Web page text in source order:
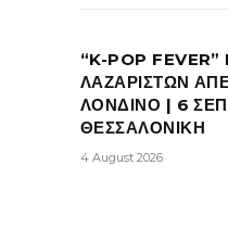
“K-POP
ΛΑΖΑΡΙΣΤΩΝ
ΛΟΝΔΙΝΟ | 6
ΘΕΣΣΑΛΟΝΙΚΗ
4 August 2026